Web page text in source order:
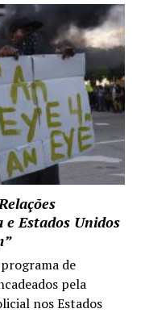
Estados Unidos
de
pela
nos Estados